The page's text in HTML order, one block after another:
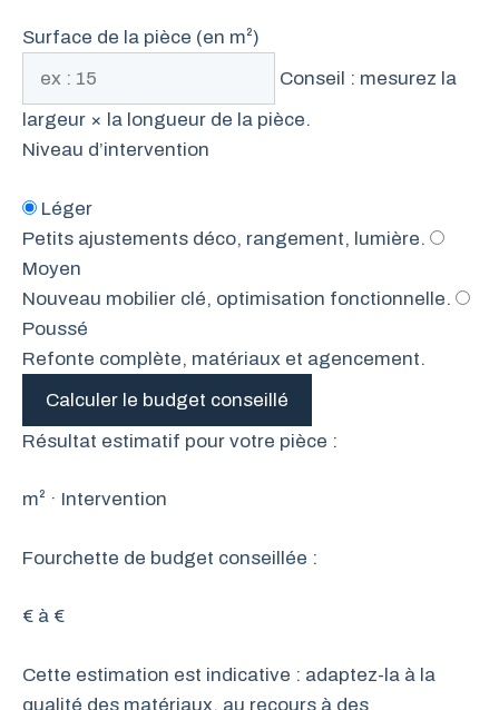
Surface de la pièce (en m²)
Conseil : mesurez la
largeur × la longueur de la pièce.
Niveau d’intervention
Léger
Petits ajustements déco, rangement, lumière.
Moyen
Nouveau mobilier clé, optimisation fonctionnelle.
Poussé
Refonte complète, matériaux et agencement.
Calculer le budget conseillé
Résultat estimatif pour votre pièce :
m² · Intervention
Fourchette de budget conseillée :
€ à €
Cette estimation est indicative : adaptez-la à la
qualité des matériaux, au recours à des